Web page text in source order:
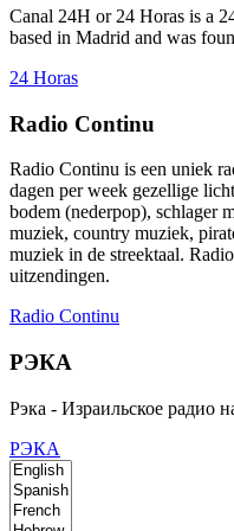
Canal 24H or 24 Horas is a
based in Madrid and was
24 Horas
Radio Continu
Radio Continu is een uniek
dagen per week gezellige
bodem (nederpop), schlager
muziek, country muziek,
muziek in de streektaal.
uitzendingen.
Radio Continu
РЭКА
Рэка - Израильское радио
РЭКА